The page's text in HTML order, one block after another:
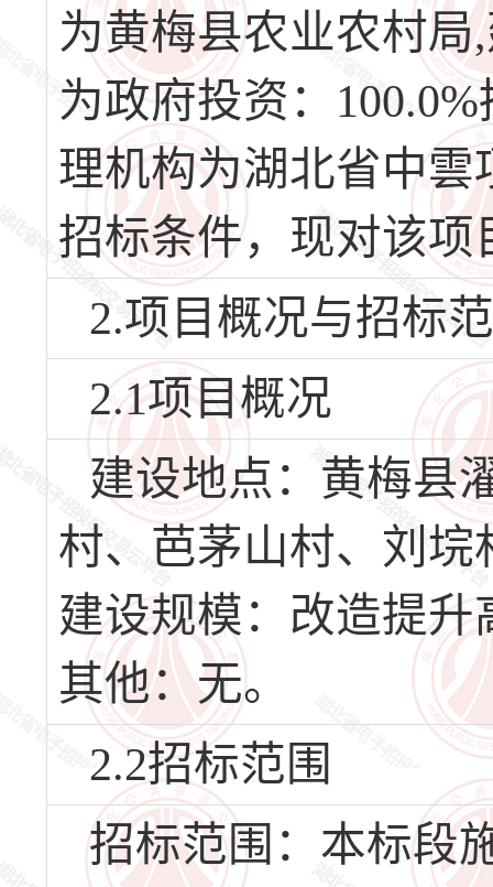
为黄梅县农业农村
为政府投资：
理机构为湖北省中
招标条件，现对该
2.项目概况与招标
2.1项目概况
建设地点：黄梅县
村、芭茅山村、刘垸
建设规模：改造提升
其他：无。
2.2招标范围
招标范围：本标段